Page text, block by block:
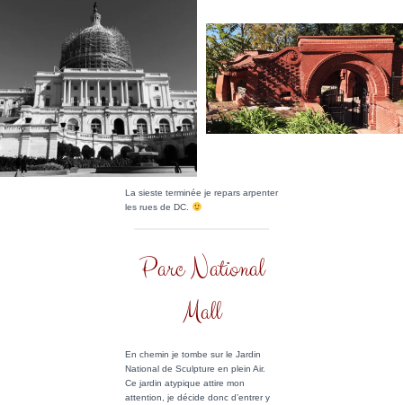
La sieste terminée je repars arpenter
les rues de DC.
Parc National
Mall
En chemin je tombe sur le Jardin
National de Sculpture en plein Air.
Ce jardin atypique attire mon
attention, je décide donc d’entrer y